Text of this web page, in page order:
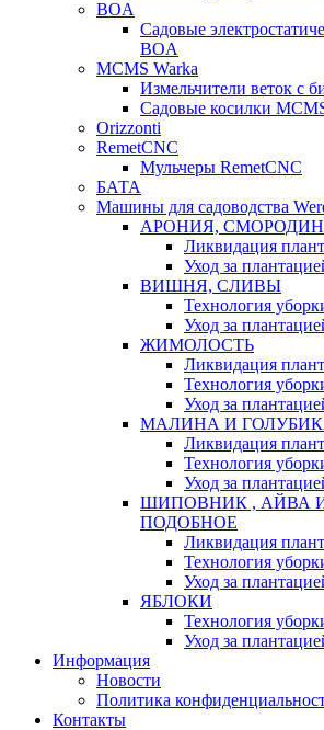
BOA
Садовые
BOA
MCMS Warka
Измельчители веток с
Садовые косилки
Orizzonti
RemetCNC
Мульчеры RemetCNC
БАТА
Машины для садоводства
АРОНИЯ,
Ликвидация
Уход за
ВИШНЯ, СЛИВЫ
Технология
Уход за
ЖИМОЛОСТЬ
Ликвидация
Технология
Уход за
МАЛИНА И
Ликвидация
Технология
Уход за
ШИПОВНИК , АЙВА
ПОДОБНОЕ
Ликвидация
Технология
Уход за
ЯБЛОКИ
Технология
Уход за
Информация
Новости
Политика
Контакты